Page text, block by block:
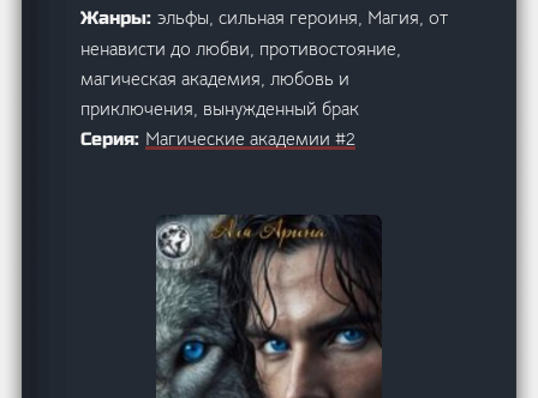
Жанры:эльфы, сильная героиня, Магия, от
ненависти до любви, противостояние,
магическая академия, любовь и
приключения, вынужденный брак
Серия: Магические академии #2